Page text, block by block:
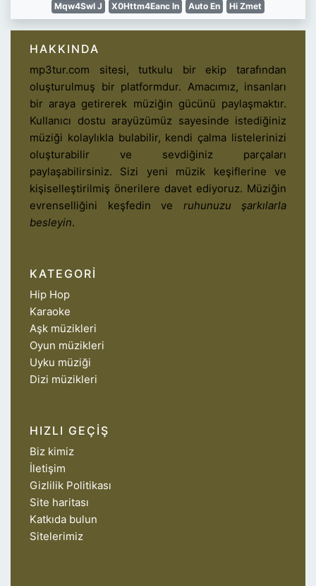
Mqw4Swl J
X0Httm4Eanc In Auto En Hi Zmet
HAKKINDA
mp3tur.com sitesi, tutkulu bir ekip tarafından
oluşturulmuş bir platformdur. Amacımız, insanları
bir araya getirerek müziğin gücünü paylaşmaktır.
Kullanıcı dostu arayüzümüz sayesinde istediğiniz
müziği kolaylıkla bulabilir, kendi çalma listelerinizi
oluşturabilir ve sevdiğiniz parçaları
paylaşabilirsiniz. Sizi yeni müzik keşiflerine ve
kişiselleştirilmiş önerilere davet ediyoruz. Müziğin
evrenselliğini keşfedin ve ruhunuzu şarkılarla
besleyin.
KATEGORI
Hip Hop
Karaoke
Aşk müzikleri
Oyun müzikleri
Uyku müziği
Dizi müzikleri
HIZLI GEÇIŞ
Biz kimiz
İletişim
Gizlilik Politikası
Site haritası
Katkıda bulun
Sitelerimiz